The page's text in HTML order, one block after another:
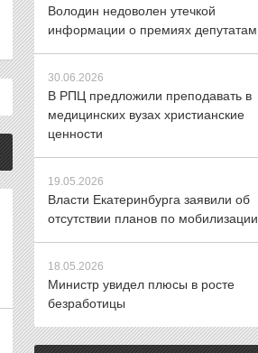
Володин недоволен утечкой
информации о премиях депутатам
30.06.2026
В РПЦ предложили преподавать в
медицинских вузах христианские
ценности
19.05.2026
Власти Екатеринбурга заявили об
отсутствии планов по мобилизации
18.05.2026
Министр увидел плюсы в росте
безработицы